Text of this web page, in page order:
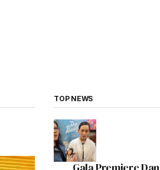
TOP NEWS